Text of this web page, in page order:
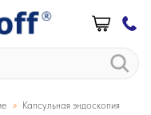
» Капсульная эндоскопия